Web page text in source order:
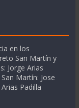
en los
San Martín y
Jorge Arias
Martín: Jose
Padilla